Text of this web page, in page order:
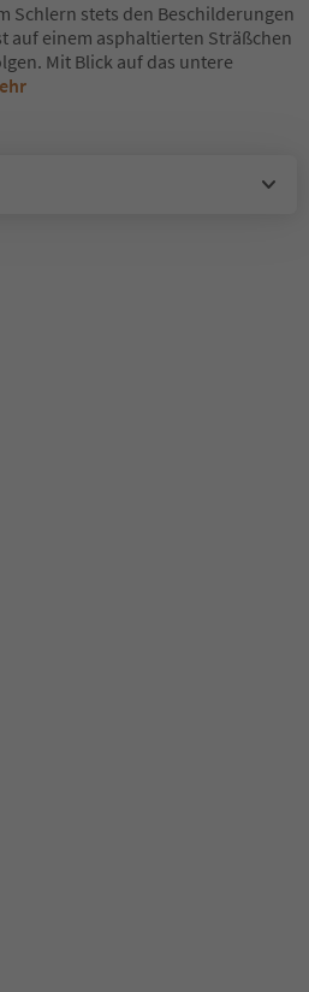
Schlern stets den Beschilderungen
auf einem asphaltierten Sträßchen
Mit Blick auf das untere